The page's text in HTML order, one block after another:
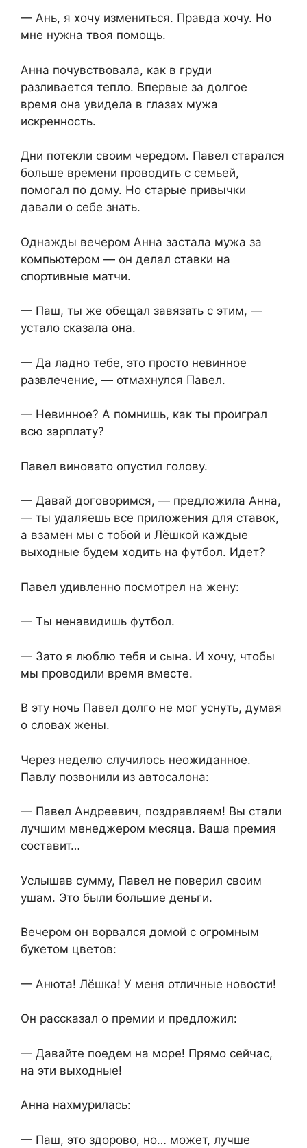
— Ань, я хочу измениться. Правда хочу. Но
мне нужна твоя помощь.
Анна почувствовала, как в груди
разливается тепло. Впервые за долгое
время она увидела в глазах мужа
искренность.
Дни потекли своим чередом. Павел старался
больше времени проводить с семьей,
помогал по дому. Но старые привычки
давали о себе знать.
Однажды вечером Анна застала мужа за
компьютером — он делал ставки на
спортивные матчи.
— Паш, ты же обещал завязать с этим, —
устало сказала она.
— Да ладно тебе, это просто невинное
развлечение, — отмахнулся Павел.
— Невинное? А помнишь, как ты проиграл
всю зарплату?
Павел виновато опустил голову.
— Давай договоримся, — предложила Анна,
— ты удаляешь все приложения для ставок,
а взамен мы с тобой и Лёшкой каждые
выходные будем ходить на футбол. Идет?
Павел удивленно посмотрел на жену:
— Ты ненавидишь футбол.
— Зато я люблю тебя и сына. И хочу, чтобы
мы проводили время вместе.
В эту ночь Павел долго не мог уснуть, думая
о словах жены.
Через неделю случилось неожиданное.
Павлу позвонили из автосалона:
— Павел Андреевич, поздравляем! Вы стали
лучшим менеджером месяца. Ваша премия
составит…
Услышав сумму, Павел не поверил своим
ушам. Это были большие деньги.
Вечером он ворвался домой с огромным
букетом цветов:
— Анюта! Лёшка! У меня отличные новости!
Он рассказал о премии и предложил:
— Давайте поедем на море! Прямо сейчас,
на эти выходные!
Анна нахмурилась:
— Паш, это здорово, но… может, лучше